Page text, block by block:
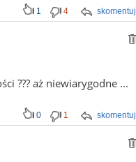
skomentuj
1 4
??? aż niewiarygodne ...
skomentuj
0 1